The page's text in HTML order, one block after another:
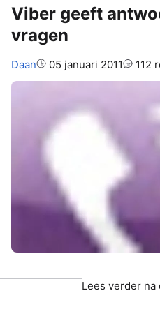
Viber geeft
vragen
Auteur:
Daan 05 januari 2011 112
Lees verder